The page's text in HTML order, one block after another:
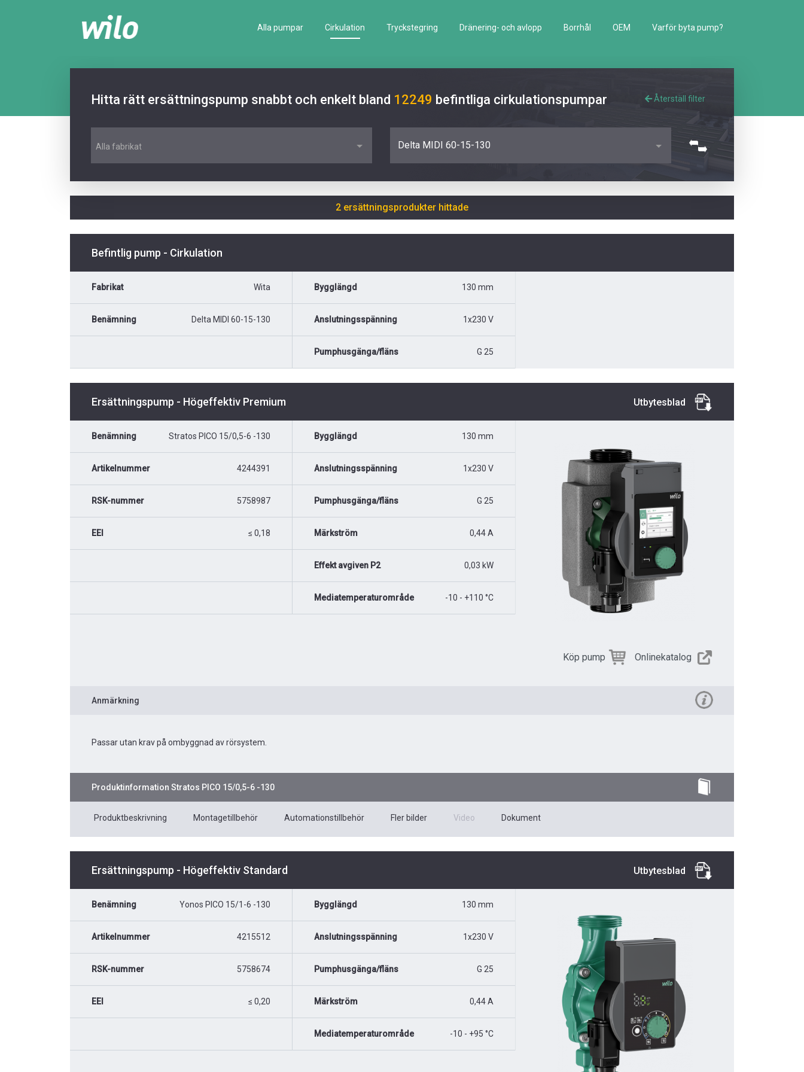
Alla pumpar Cirkulation Tryckstegring Dränering- och avlopp Borrhål OEM Varför byta pump?
Hitta rätt ersättningspump snabbt och enkelt bland 12249 befintliga cirkulationspumpar Återställ filter
Alla fabrikat Delta MIDI 60-15-130
2 ersättningsprodukter hittade
Befintlig pump - Cirkulation
Fabrikat Wita
Benämning Delta MIDI 60-15-130
Bygglängd 130 mm
Anslutningsspänning 1x230 V
Pumphusgänga/fläns G 25
Ersättningspump - Högeffektiv Premium Utbytesblad
Benämning Stratos PICO 15/0,5-6 -130
Artikelnummer 4244391
RSK-nummer 5758987
EEI ≤ 0,18
Bygglängd 130 mm
Anslutningsspänning 1x230 V
Pumphusgänga/fläns G 25
Märkström 0,44 A
Effekt avgiven P2 0,03 kW
Mediatemperaturområde -10 - +110 °C
Köp pump Onlinekatalog
Anmärkning
Passar utan krav på ombyggnad av rörsystem.
Produktinformation Stratos PICO 15/0,5-6 -130
Produktbeskrivning Montagetillbehör Automationstillbehör Fler bilder Video Dokument
Ersättningspump - Högeffektiv Standard Utbytesblad
Benämning Yonos PICO 15/1-6 -130
Artikelnummer 4215512
RSK-nummer 5758674
EEI ≤ 0,20
Bygglängd 130 mm
Anslutningsspänning 1x230 V
Pumphusgänga/fläns G 25
Märkström 0,44 A
Mediatemperaturområde -10 - +95 °C